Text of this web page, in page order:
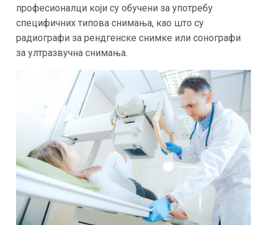
професионалци који су обучени за употребу
специфичних типова снимања, као што су
радиографи за рендгенске снимке или сонографи
за ултразвучна снимања.